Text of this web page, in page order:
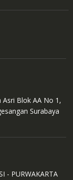
Asri Blok AA No 1,
Surabaya
- PURWAKARTA